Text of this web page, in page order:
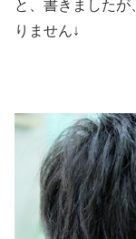
と、書きました
りません↓